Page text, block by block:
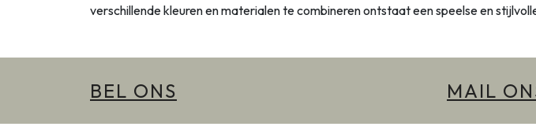
verschillende kleuren en materialen te combineren ontstaat een speelse en
BEL ONS MAIL